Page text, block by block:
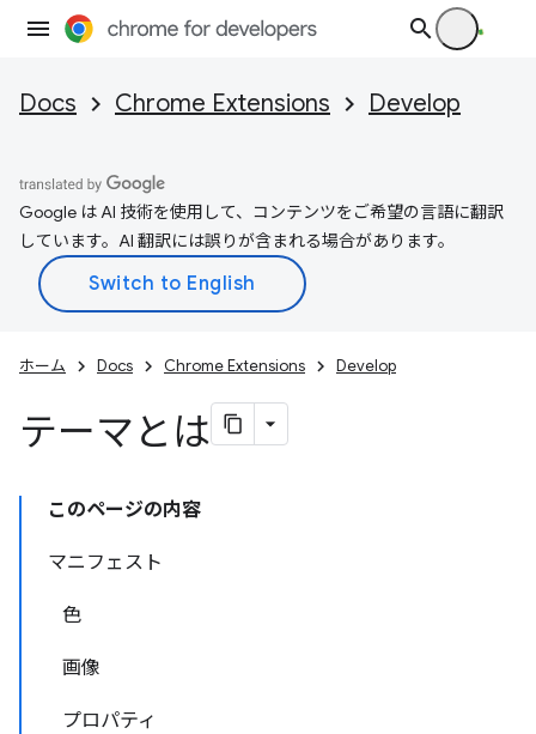
Docs Chrome Extensions Develop
Google は AI 技術を使用して、コンテンツをご希望の言語に翻訳
しています。AI 翻訳には誤りが含まれる場合があります。
ホーム Docs Chrome Extensions Develop
テーマとは
このページの内容
マニフェスト
色
画像
プロパティ